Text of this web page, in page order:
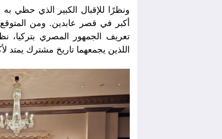
ونظرًا للإقبال الكبير الذي حظي
أكبر في قصر عابدين. ومن
تعريف الجمهور المصري بتركيا،
اللذين يجمعهما تاريخ مشترك يمتد